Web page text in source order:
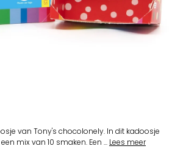
van Tony's chocolonely. In dit kadoosje
mix van 10 smaken. Een ... Lees meer